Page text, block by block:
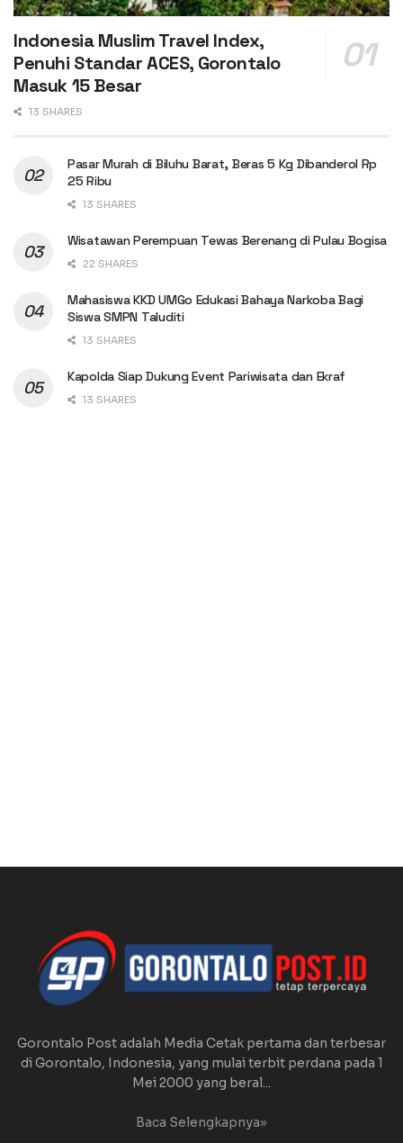
Indonesia Muslim Travel Index,
Penuhi Standar ACES, Gorontalo
Masuk 15 Besar
13 SHARES
Pasar Murah di Biluhu Barat, Beras 5 Kg Dibanderol Rp
25 Ribu
13 SHARES
Wisatawan Perempuan Tewas Berenang di Pulau Bogisa
22 SHARES
Mahasiswa KKD UMGo Edukasi Bahaya Narkoba Bagi
Siswa SMPN Taluditi
13 SHARES
Kapolda Siap Dukung Event Pariwisata dan Ekraf
13 SHARES
Gorontalo Post adalah Media Cetak pertama dan terbesar
di Gorontalo, Indonesia, yang mulai terbit perdana pada 1
Mei 2000 yang beral...
Baca Selengkapnya»